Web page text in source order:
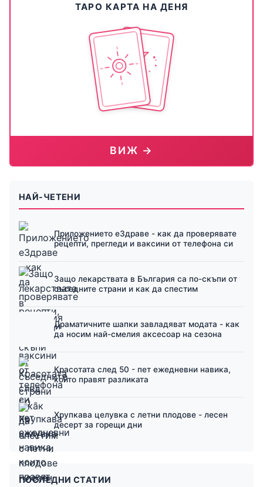
ТАРО КАРТА НА ДЕНЯ
ВИЖ →
НАЙ-ЧЕТЕНИ
Приложението еЗдраве - как да проверявате
рецепти, прегледи и ваксини от телефона си
Защо лекарствата в България са по-скъпи от
съседните страни и как да спестим
Драматичните шапки завладяват модата - как
да носим най-смелия аксесоар на сезона
Красотата след 50 - пет ежедневни навика,
които правят разликата
Хрупкава целувка с летни плодове - лесен
десерт за горещи дни
ПОСЛЕДНИ СТАТИИ